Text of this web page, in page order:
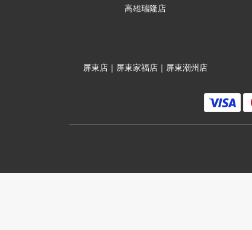
高雄瑞隆店
屏東店｜屏東家福店｜屏東潮州店